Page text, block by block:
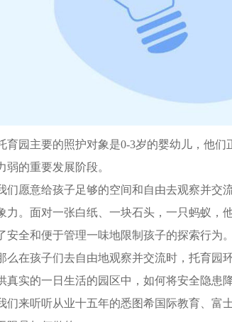
育园主要的照护对象是0-3岁的婴幼儿，他
弱的重要发展阶段。
们愿意给孩子足够的空间和自由去观察并交
力。面对一张白纸、一块石头，一只蚂蚁，
安全和便于管理一味地限制孩子的探索行为。
么在孩子们去自由地观察并交流时，托育园
真实的一日生活的园区中，如何将安全隐患
们来听听从业十五年的悉图希国际教育、富